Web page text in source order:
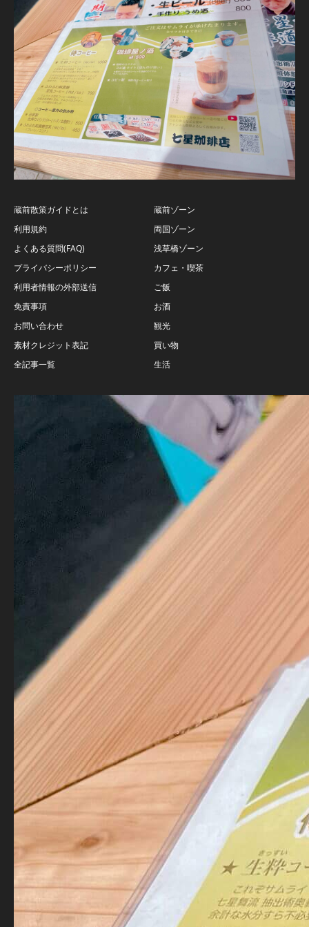
蔵前散策ガイドとは
利用規約
よくある質問(FAQ)
プライバシーポリシー
利用者情報の外部送信
免責事項
お問い合わせ
素材クレジット表記
全記事一覧
蔵前ゾーン
両国ゾーン
浅草橋ゾーン
カフェ・喫茶
ご飯
お酒
観光
買い物
生活